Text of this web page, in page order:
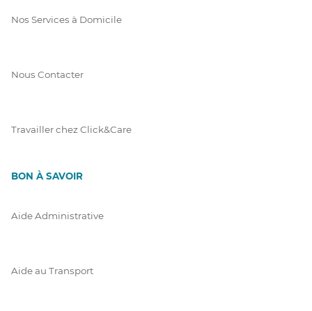
Nos Services à Domicile
Nous Contacter
Travailler chez Click&Care
BON À SAVOIR
Aide Administrative
Aide au Transport